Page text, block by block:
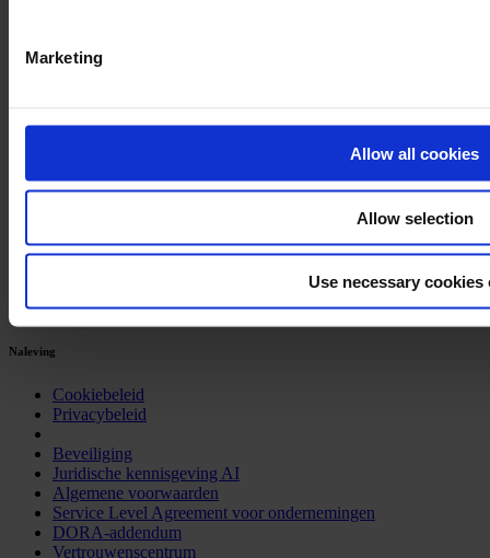
Marketing
Allow all cookies
Allow selection
Use necessary cookies
AVG
RTS & ITS
ISO 22301
AI Act
Naleving
Cookiebeleid
Privacybeleid
Beveiliging
Juridische kennisgeving AI
Algemene voorwaarden
Service Level Agreement voor ondernemingen
DORA-addendum
Vertrouwenscentrum